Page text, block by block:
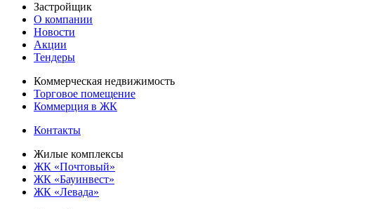
Застройщик
О компании
Новости
Акции
Тендеры
Коммерческая недвижимость
Торговое помещение
Коммерция в ЖК
Контакты
Жилые комплексы
ЖК «Почтовый»
ЖК «Бауинвест»
ЖК «Левада»